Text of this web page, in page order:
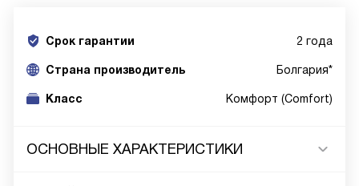
Срок гарантии 2 года
Cтрана производитель Болгария*
Класс Комфорт (Comfort)
ОСНОВНЫЕ ХАРАКТЕРИСТИКИ